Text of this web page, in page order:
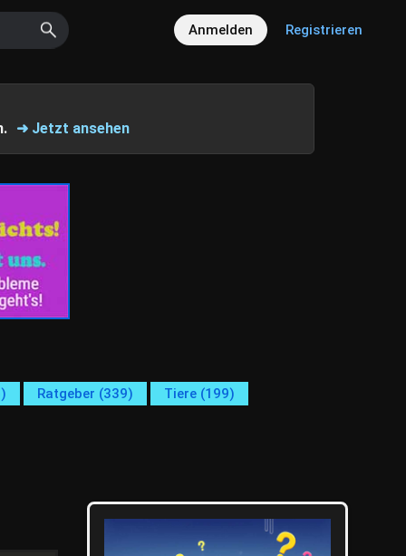
➜ Jetzt ansehen
Anmelden Registrieren
Ratgeber (339)
Tiere (199)